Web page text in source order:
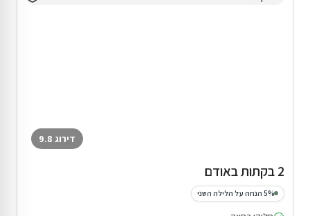
דירוג 9.8
2 בקתות באודם
5% הנחה על הלילה השני